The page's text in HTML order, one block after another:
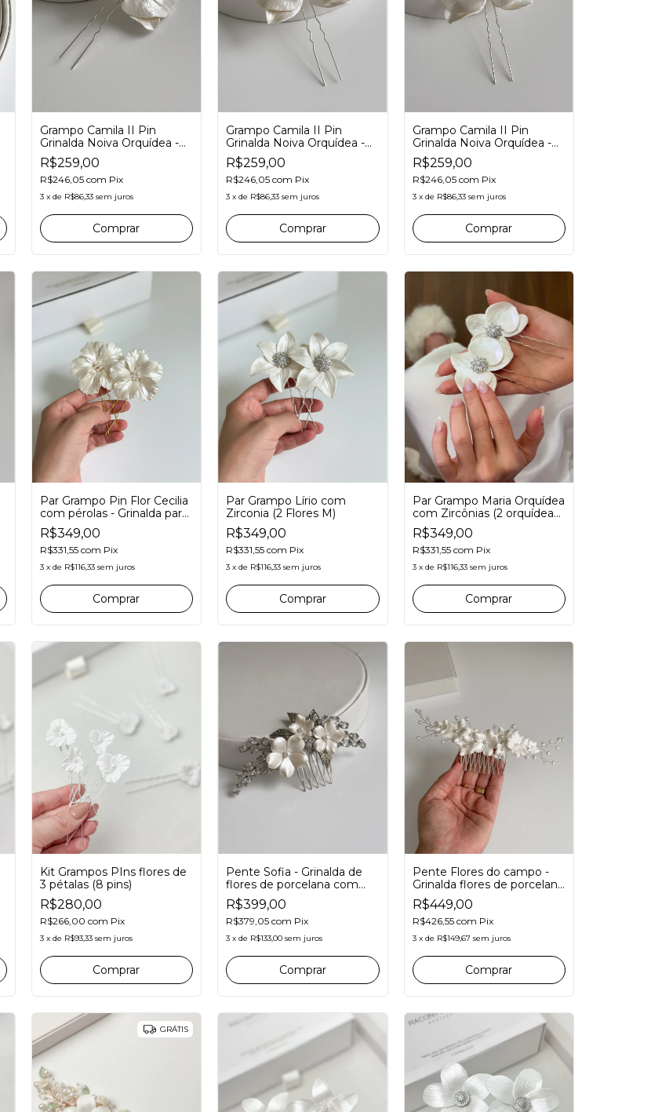
Grampo Camila II Pin
Grinalda Noiva Orquídea -
Miolo Zircônias e pérolas
R$259,00
R$246,05 com Pix
3 x de R$86,33 sem juros
Grampo Camila II Pin
Grinalda Noiva Orquídea -
Miolo Azul Safira
Something Blue
R$259,00
R$246,05 com Pix
3 x de R$86,33 sem juros
Grampo Camila II Pin
Grinalda Noiva Orquídea -
Miolo Azul Céu Something
Blue
R$259,00
R$246,05 com Pix
3 x de R$86,33 sem juros
Par Grampo Pin Flor Cecilia
com pérolas - Grinalda para
noivas
R$349,00
R$331,55 com Pix
3 x de R$116,33 sem juros
Par Grampo Lírio com
Zirconia (2 Flores M)
R$349,00
R$331,55 com Pix
3 x de R$116,33 sem juros
Par Grampo Maria Orquídea
com Zircônias (2 orquídeas
M)
R$349,00
R$331,55 com Pix
3 x de R$116,33 sem juros
Comprar
Kit Grampos PIns flores de
3 pétalas (8 pins)
R$280,00
R$266,00 com Pix
3 x de R$93,33 sem juros
Pente Sofia - Grinalda de
flores de porcelana com
zircônias para noivas
R$399,00
R$379,05 com Pix
3 x de R$133,00 sem juros
Pente Flores do campo -
Grinalda flores de porcelana
fria e pérolas para noivas
R$449,00
R$426,55 com Pix
3 x de R$149,67 sem juros
GRÁTIS